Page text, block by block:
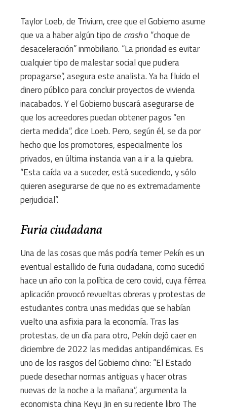
Taylor Loeb, de Trivium, cree que el Gobierno asume
que va a haber algún tipo de crasho “choque de
desaceleración” inmobiliario. “La prioridad es evitar
cualquier tipo de malestar social que pudiera
propagarse”, asegura este analista. Ya ha fluido el
dinero público para concluir proyectos de vivienda
inacabados. Y el Gobierno buscará asegurarse de
que los acreedores puedan obtener pagos “en
cierta medida”, dice Loeb. Pero, según él, se da por
hecho que los promotores, especialmente los
privados, en última instancia van a ir a la quiebra.
“Esta caída va a suceder, está sucediendo, y sólo
quieren asegurarse de que no es extremadamente
perjudicial”.
Furia ciudadana
Una de las cosas que más podría temer Pekín es un
eventual estallido de furia ciudadana, como sucedió
hace un año con la política de cero covid, cuya férrea
aplicación provocó revueltas obreras y protestas de
estudiantes contra unas medidas que se habían
vuelto una asfixia para la economía. Tras las
protestas, de un día para otro, Pekín dejó caer en
diciembre de 2022 las medidas antipandémicas. Es
uno de los rasgos del Gobierno chino: “El Estado
puede desechar normas antiguas y hacer otras
nuevas de la noche a la mañana”, argumenta la
economista china Keyu Jin en su reciente libro The